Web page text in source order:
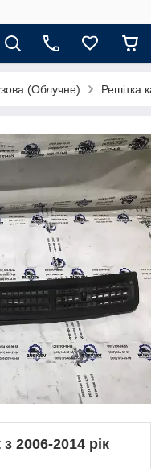
(Облучне) Решітка
2006-2014 рік